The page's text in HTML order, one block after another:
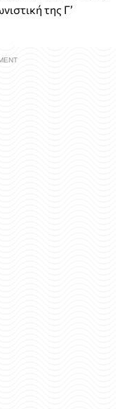
της Γ’